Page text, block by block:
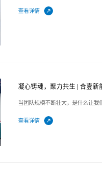
查看详情
凝心铸魂，聚力共生 | 合壹新
当团队规模不断壮大，是什么让
查看详情